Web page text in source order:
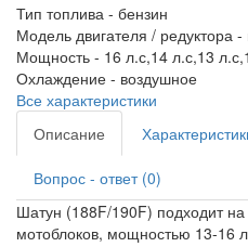
Тип топлива - бензин
Модель двигателя / редуктора -
Мощность - 16 л.с,14 л.с,13
Охлаждение - воздушное
Все характеристики
Описание
Вопрос - ответ (0)
Шатун (188F/190F) подходит на
мотоблоков, мощностью 13-16